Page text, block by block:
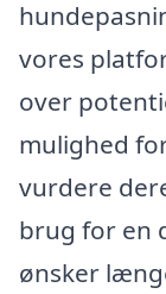
vores
over
mulighed
vurdere
brug for en
ønsker